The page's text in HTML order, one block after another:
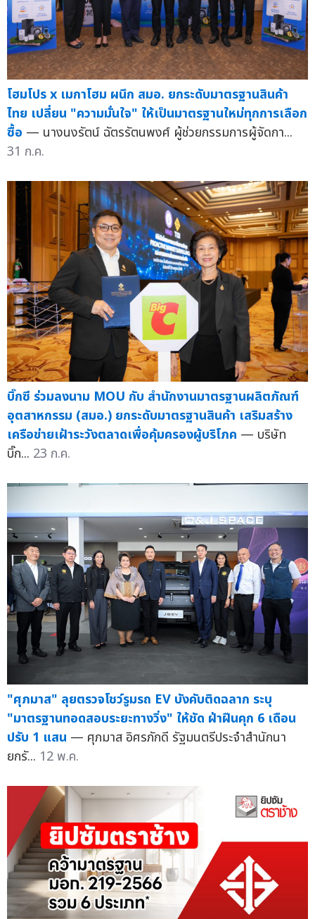
โฮมโปร x เมกาโฮม ผนึก สมอ. ยกระดับมาตรฐานสินค้า
ไทย เปลี่ยน "ความมั่นใจ" ให้เป็นมาตรฐานใหม่ทุกการเลือก
ซื้อ — นางนงรัตน์ ฉัตรรัตนพงศ์ ผู้ช่วยกรรมการผู้จัดกา...
31 ก.ค.
บิ๊กซี ร่วมลงนาม MOU กับ สำนักงานมาตรฐานผลิตภัณฑ์
อุตสาหกรรม (สมอ.) ยกระดับมาตรฐานสินค้า เสริมสร้าง
เครือข่ายเฝ้าระวังตลาดเพื่อคุ้มครองผู้บริโภค — บริษัท
บิ๊ก... 23 ก.ค.
"ศุภมาส" ลุยตรวจโชว์รูมรถ EV บังคับติดฉลาก ระบุ
"มาตรฐานทอดสอบระยะทางวิ่ง" ให้ชัด ฝ่าฝืนคุก 6 เดือน
ปรับ 1 แสน — ศุภมาส อิศรภักดี รัฐมนตรีประจำสำนักนา
ยกรั... 12 พ.ค.